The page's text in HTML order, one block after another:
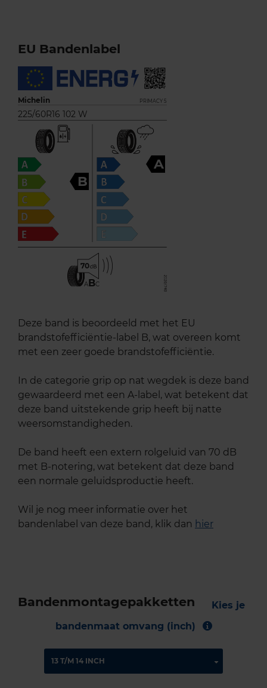
EU Bandenlabel
Michelin PRIMACY 5
225/60R16 102 W
B
A
70
ABC
Deze band is beoordeeld met het EU
brandstofefficiëntie-label B, wat overeen komt
met een zeer goede brandstofefficiëntie.
In de categorie grip op nat wegdek is deze band
gewaardeerd met een A-label, wat betekent dat
deze band uitstekende grip heeft bij natte
weersomstandigheden.
De band heeft een extern rolgeluid van 70 dB
met B-notering, wat betekent dat deze band
een normale geluidsproductie heeft.
Wil je nog meer informatie over het
bandenlabel van deze band, klik dan hier
Bandenmontagepakketten
Kies je
bandenmaat omvang (inch)